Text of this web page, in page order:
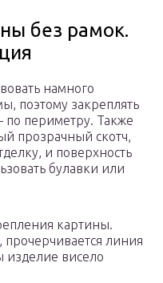
без рамок.
намного
поэтому закреплять
по периметру. Также
прозрачный скотч,
и поверхность
булавки или
картины.
линия
изделие висело